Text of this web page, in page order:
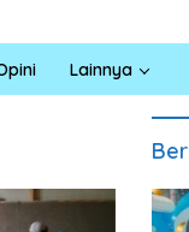
Lainnya